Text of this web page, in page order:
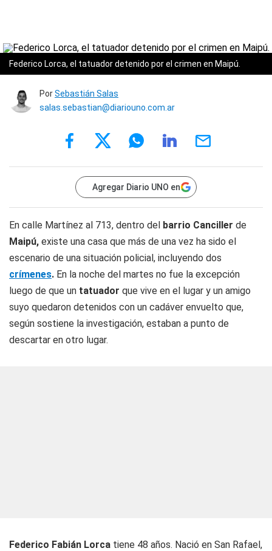
Federico Lorca, el tatuador detenido por el crimen en Maipú.
PorSebastián Salas
salas.sebastian@diariouno.com.ar
Agregar Diario UNO en
En calle Martínez al 713, dentro del barrio Canciller de
Maipú, existe una casa que más de una vez ha sido el
escenario de una situación policial, incluyendo dos
crímenes. En la noche del martes no fue la excepción
luego de que un tatuador que vive en el lugar y un amigo
suyo quedaron detenidos con un cadáver envuelto que,
según sostiene la investigación, estaban a punto de
descartar en otro lugar.
Federico Fabián Lorca tiene 48 años. Nació en San Rafael,